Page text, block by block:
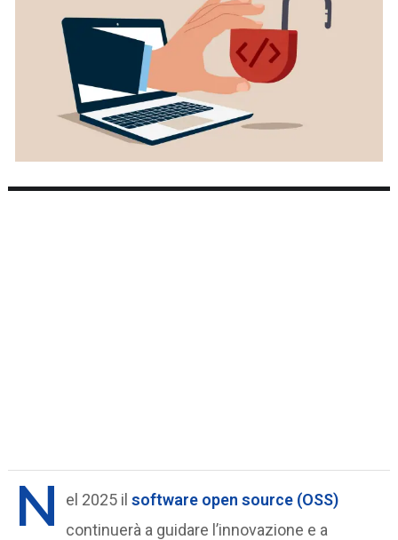
N el 2025 il software open source (OSS)
continuerà a guidare l’innovazione e a